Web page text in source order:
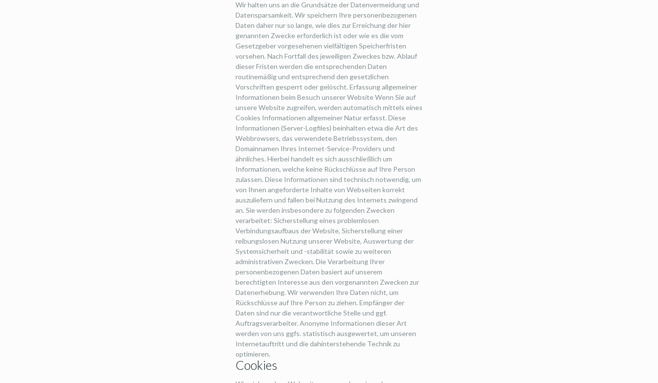
Wir halten uns an die Grundsätze der Datenvermeidung und
Datensparsamkeit. Wir speichern Ihre personenbezogenen
Daten daher nur so lange, wie dies zur Erreichung der hier
genannten Zwecke erforderlich ist oder wie es die vom
Gesetzgeber vorgesehenen vielfältigen Speicherfristen
vorsehen. Nach Fortfall des jeweiligen Zweckes bzw. Ablauf
dieser Fristen werden die entsprechenden Daten
routinemäßig und entsprechend den gesetzlichen
Vorschriften gesperrt oder gelöscht. Erfassung allgemeiner
Informationen beim Besuch unserer Website Wenn Sie auf
unsere Website zugreifen, werden automatisch mittels eines
Cookies Informationen allgemeiner Natur erfasst. Diese
Informationen (Server-Logfiles) beinhalten etwa die Art des
Webbrowsers, das verwendete Betriebssystem, den
Domainnamen Ihres Internet-Service-Providers und
ähnliches. Hierbei handelt es sich ausschließlich um
Informationen, welche keine Rückschlüsse auf Ihre Person
zulassen. Diese Informationen sind technisch notwendig, um
von Ihnen angeforderte Inhalte von Webseiten korrekt
auszuliefern und fallen bei Nutzung des Internets zwingend
an. Sie werden insbesondere zu folgenden Zwecken
verarbeitet: Sicherstellung eines problemlosen
Verbindungsaufbaus der Website, Sicherstellung einer
reibungslosen Nutzung unserer Website, Auswertung der
Systemsicherheit und -stabilität sowie zu weiteren
administrativen Zwecken. Die Verarbeitung Ihrer
personenbezogenen Daten basiert auf unserem
berechtigten Interesse aus den vorgenannten Zwecken zur
Datenerhebung. Wir verwenden Ihre Daten nicht, um
Rückschlüsse auf Ihre Person zu ziehen. Empfänger der
Daten sind nur die verantwortliche Stelle und ggf.
Auftragsverarbeiter. Anonyme Informationen dieser Art
werden von uns ggfs. statistisch ausgewertet, um unseren
Internetauftritt und die dahinterstehende Technik zu
optimieren.
Cookies